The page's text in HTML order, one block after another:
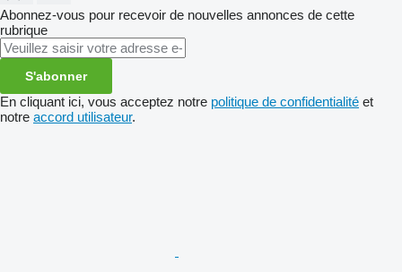
Abonnez-vous pour recevoir de nouvelles annonces de cette
rubrique
S'abonner
En cliquant ici, vous acceptez notre politique de confidentialité et
notre accord utilisateur.